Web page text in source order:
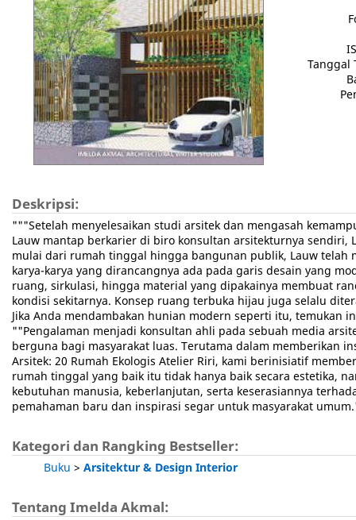
Tanggal
Deskripsi:
"""Setelah menyelesaikan studi arsitek dan mengasah
Lauw mantap berkarier di biro konsultan arsitekturnya sendiri,
mulai dari rumah tinggal hingga bangunan publik, Lauw telah
karya-karya yang dirancangnya ada pada garis desain yang
ruang, sirkulasi, hingga material yang dipakainya membuat
kondisi sekitarnya. Konsep ruang terbuka hijau juga selalu
Jika Anda mendambakan hunian modern seperti itu, temukan
""Pengalaman menjadi konsultan ahli pada sebuah media
berguna bagi masyarakat luas. Terutama dalam memberikan
Arsitek: 20 Rumah Ekologis Atelier Riri, kami berinisiatif
rumah tinggal yang baik itu tidak hanya baik secara estetika,
kebutuhan manusia, keberlanjutan, serta keserasiannya
pemahaman baru dan inspirasi segar untuk masyarakat
Kategori dan Rangking Bestseller:
Buku > Arsitektur & Design Interior
Tentang Imelda Akmal: